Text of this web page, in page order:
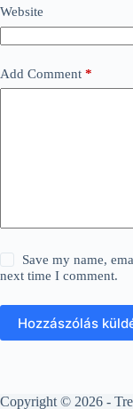
Website
Add Comment *
Save my name,
next time I comment.
Hozzászólás
Copyright © 2026 -